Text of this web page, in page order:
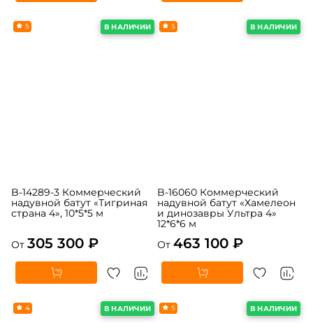
В НАЛИЧИИ
5
B-14289-3 Коммерческий
надувной батут «Тигриная
305 300 ₽
В НАЛИЧИИ
5
B-16060 Коммерческий
надувной батут «Хамелеон
и динозавры Ультра 4»
463 100 ₽
В НАЛИЧИИ В НАЛИЧИИ